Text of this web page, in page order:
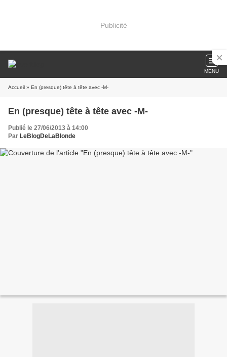
Publicité
MENU
Accueil » En (presque) tête à tête avec -M-
En (presque) tête à tête avec -M-
Publié le 27/06/2013 à 14:00
Par LeBlogDeLaBlonde